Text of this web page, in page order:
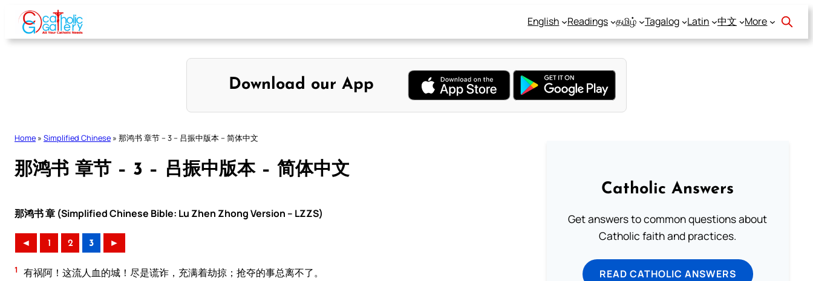
Skip
content
English Readings தமிழ் Tagalog Latin 中文 More
Download our App
Home » Simplified Chinese » 那鸿书 章节 – 3 – 吕振中版本 – 简体中文
那鸿书 章节 – 3 – 吕振中版本 – 简体中文
那鸿书 章 (Simplified Chinese Bible: Lu Zhen Zhong Version – LZZS)
◄ 1 2 3 ►
1 有祸阿！这流人血的城！尽是谎诈，充满着劫掠；抢夺的事总离不了。
Catholic Answers
Get answers to common questions about
Catholic faith and practices.
READ CATHOLIC ANSWERS